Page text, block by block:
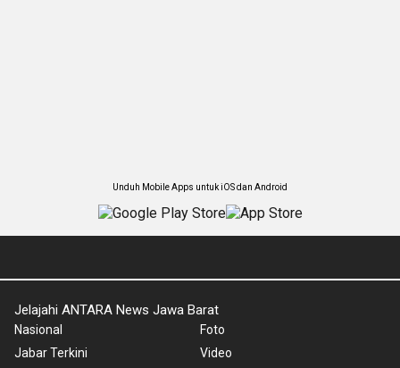
Unduh Mobile Apps untuk iOS dan Android
Jelajahi ANTARA News Jawa Barat
Nasional
Jabar Terkini
Foto
Video